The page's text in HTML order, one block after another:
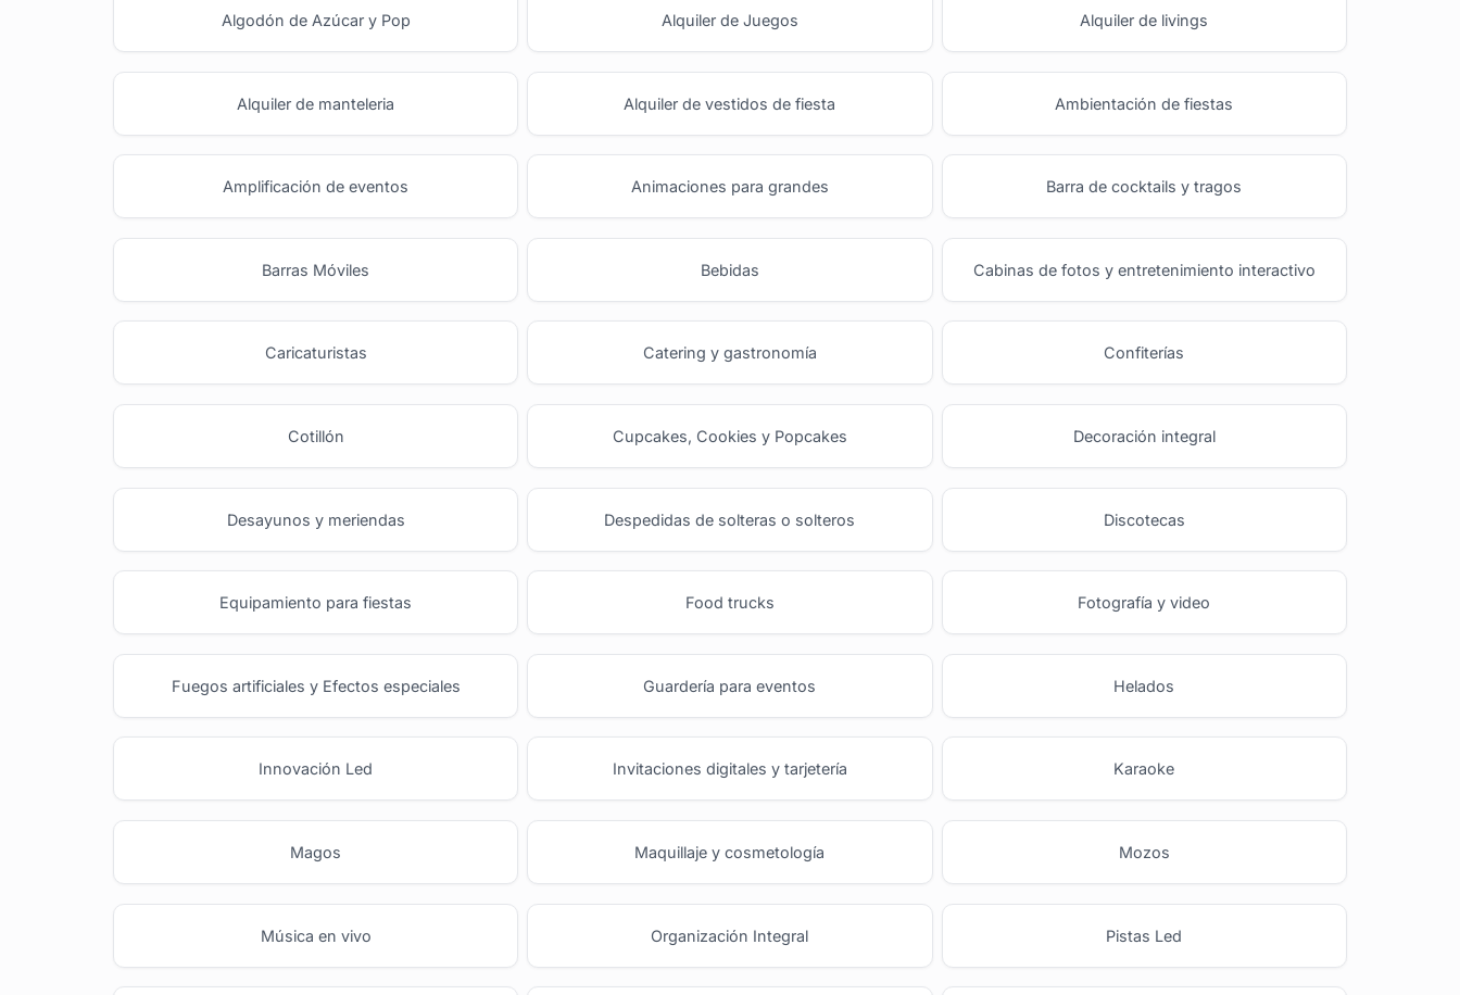
Algodón de Azúcar y Pop Alquiler de Juegos Alquiler de livings
Alquiler de manteleria Alquiler de vestidos de fiesta Ambientación de fiestas
Amplificación de eventos Animaciones para grandes Barra de cocktails y tragos
Barras Móviles Bebidas Cabinas de fotos y entretenimiento interactivo
Caricaturistas Catering y gastronomía Confiterías
Cotillón Cupcakes, Cookies y Popcakes Decoración integral
Desayunos y meriendas Despedidas de solteras o solteros Discotecas
Equipamiento para fiestas Food trucks Fotografía y video
Fuegos artificiales y Efectos especiales Guardería para eventos Helados
Innovación Led Invitaciones digitales y tarjetería Karaoke
Magos Maquillaje y cosmetología Mozos
Música en vivo Organización Integral Pistas Led